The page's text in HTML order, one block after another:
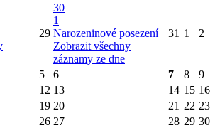
29
30
1
Narozeninové posezení
Zobrazit všechny
záznamy ze dne
31 1 2
5 6 7 8
9
12 13 14 15 16
19 20 21 22 23
26 27 28 29 30